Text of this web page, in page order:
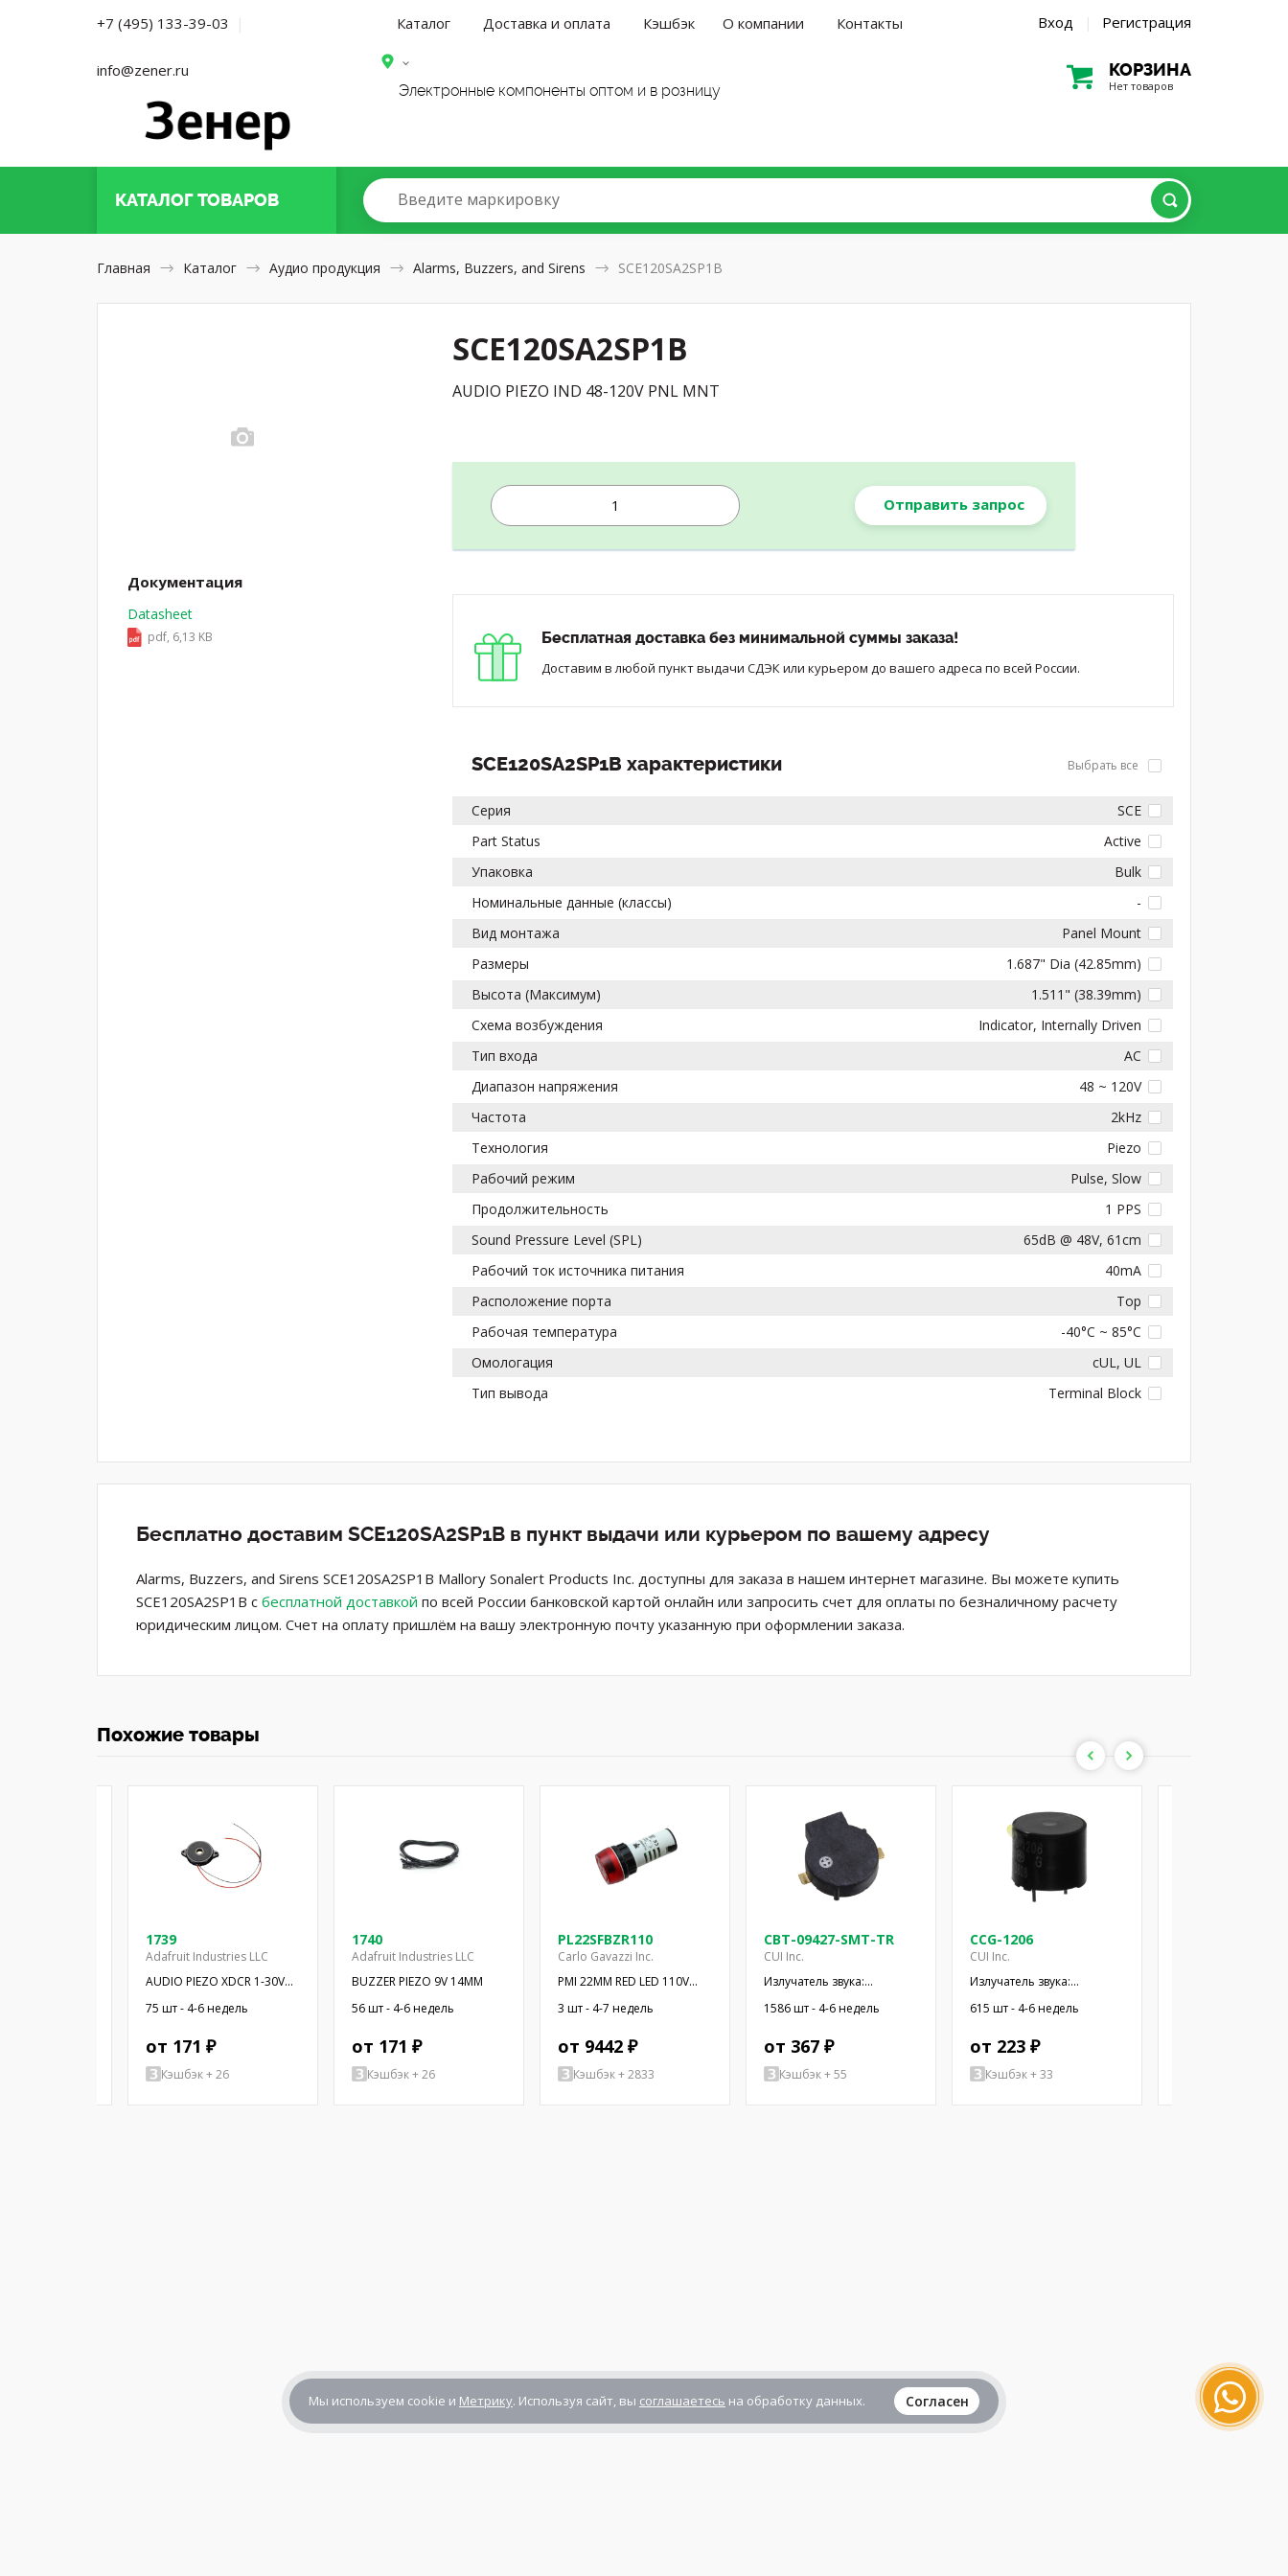
+7 (495) 133-39-03 |
info@zener.ru
Каталог Доставка и оплата Кэшбэк О компании Контакты Вход | Регистрация
Электронные компоненты оптом и в розницу
КОРЗИНА
Нет товаров
КАТАЛОГТОВАРОВ Введите маркировку
Главная Каталог Аудио продукция Alarms, Buzzers, and Sirens SCE120SA2SP1B
SCE120SA2SP1B
AUDIO PIEZO IND 48-120V PNL MNT
Отправить запрос
Бесплатная доставка без минимальной суммы заказа!
Доставим в любой пункт выдачи СДЭК или курьером до вашего адреса по всей России.
SCE120SA2SP1B характеристики Выбрать все
Серия
SCE
Part Status
Active
Упаковка
Bulk
Номинальные данные (классы)
-
Вид монтажа
Panel Mount
Размеры
1.687" Dia (42.85mm)
Высота (Максимум)
1.511" (38.39mm)
Схема возбуждения
Indicator, Internally Driven
Тип входа
AC
Диапазон напряжения
48 ~ 120V
Частота
2kHz
Технология
Piezo
Рабочий режим
Pulse, Slow
Продолжительность
1 PPS
Sound Pressure Level (SPL)
65dB @ 48V, 61cm
Рабочий ток источника питания
40mA
Расположение порта
Top
Рабочая температура
-40°C ~ 85°C
Омологация
cUL, UL
Тип вывода
Terminal Block
Документация
Datasheet
pdf, 6,13 KB
Бесплатно доставим SCE120SA2SP1B в пункт выдачи или курьером по вашему адресу
Alarms, Buzzers, and Sirens SCE120SA2SP1B Mallory Sonalert Products Inc. доступны для заказа в нашем интернет магазине. Вы можете купить
SCE120SA2SP1B с бесплатной доставкой по всей России банковской картой онлайн или запросить счет для оплаты по безналичному расчету
юридическим лицом. Счет на оплату пришлём на вашу электронную почту указанную при оформлении заказа.
Похожие товары
1739
Adafruit Industries LLC
AUDIO PIEZO XDCR 1-30V
CHASSIS
75 шт - 4-6 недель
от 171 ₽
Кэшбэк + 26
1740
Adafruit Industries LLC
BUZZER PIEZO 9V 14MM
56 шт - 4-6 недель
от 171 ₽
Кэшбэк + 26
PL22SFBZR110
Carlo Gavazzi Inc.
PMI 22MM RED LED 110V
W/BUZZER
3 шт - 4-7 недель
от 9442 ₽
Кэшбэк + 2833
CBT-09427-SMT-TR
CUI Inc.
Излучатель звука:
электромагнитный
сигнализатор; SMD;
2,73кГц
1586 шт - 4-6 недель
от 367 ₽
Кэшбэк + 55
CCG-1206
CUI Inc.
Излучатель звука:
электромагнитный
сигнализатор; THT; 2,4кГц
615 шт - 4-6 недель
от 223 ₽
Кэшбэк + 33
Мы используем cookie и Метрику. Используя сайт, вы соглашаетесь на обработку данных. Согласен